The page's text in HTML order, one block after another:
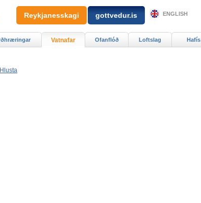
Hlusta
Vatnafar Ofanflóð Loftslag Hafís
Reykjanesskagi gottvedur.is ENGLISH